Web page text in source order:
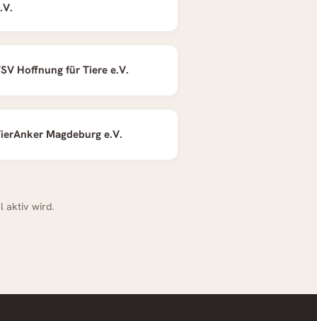
Hoffnung für Tiere e.V.
Magdeburg e.V.
aktiv wird.